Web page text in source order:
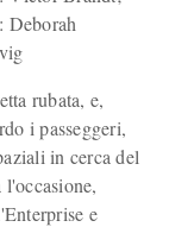
Deborah
rubata, e,
i passeggeri,
in cerca del
e